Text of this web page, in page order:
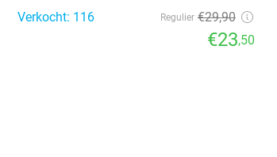
Verkocht: 116 Regulier €29,90
€23,50